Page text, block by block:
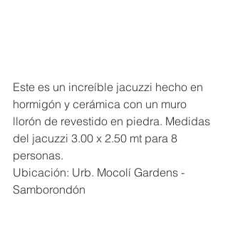
Este es un increíble jacuzzi hecho en
hormigón y cerámica con un muro
llorón de revestido en piedra. Medidas
del jacuzzi 3.00 x 2.50 mt para 8
personas.
Ubicación: Urb. Mocolí Gardens -
Samborondón